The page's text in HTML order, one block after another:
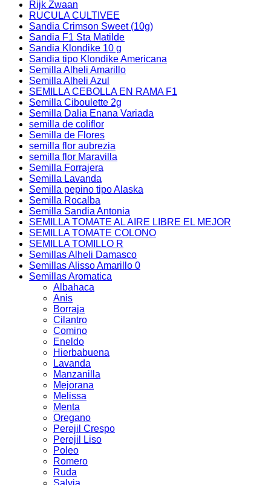
Rijk Zwaan
RUCULA CULTIVEE
Sandia Crimson Sweet (10g)
Sandia F1 Sta Matilde
Sandia Klondike 10 g
Sandia tipo Klondike Americana
Semilla Alheli Amarillo
Semilla Alheli Azul
SEMILLA CEBOLLA EN RAMA F1
Semilla Ciboulette 2g
Semilla Dalia Enana Variada
semilla de coliflor
Semilla de Flores
semilla flor aubrezia
semilla flor Maravilla
Semilla Forrajera
Semilla Lavanda
Semilla pepino tipo Alaska
Semilla Rocalba
Semilla Sandia Antonia
SEMILLA TOMATE AL AIRE LIBRE EL MEJOR
SEMILLA TOMATE COLONO
SEMILLA TOMILLO R
Semillas Alheli Damasco
Semillas Alisso Amarillo 0
Semillas Aromatica
Albahaca
Anis
Borraja
Cilantro
Comino
Eneldo
Hierbabuena
Lavanda
Manzanilla
Mejorana
Melissa
Menta
Oregano
Perejil Crespo
Perejil Liso
Poleo
Romero
Ruda
Salvia